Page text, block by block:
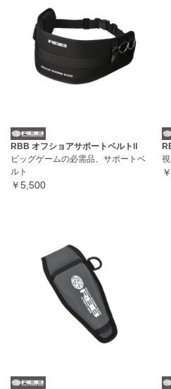
RBB オフショアサポートベルトⅡ
ビッグゲームの必需品、サポートベ
ルト
￥5,500